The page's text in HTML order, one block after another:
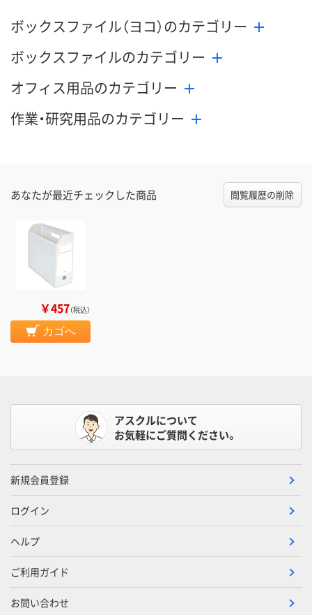
ボックスファイル（ヨコ）のカテゴリー
ボックスファイルのカテゴリー
オフィス用品のカテゴリー
作業・研究用品のカテゴリー
あなたが最近チェックした商品 閲覧履歴の削除
￥457（税込）
カゴへ
アスクルについて
お気軽にご質問ください。
新規会員登録
ログイン
ヘルプ
ご利用ガイド
お問い合わせ